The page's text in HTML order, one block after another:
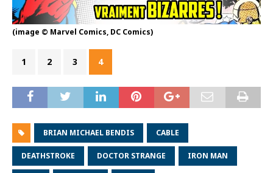
(image © Marvel Comics, DC Comics)
1 2 3 4
BRIAN MICHAEL BENDIS CABLE
DEATHSTROKE DOCTOR STRANGE IRON MAN